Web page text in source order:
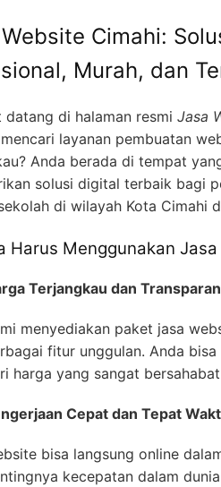
Cimahi:
Murah, dan
datang di halaman resmi Jasa
layanan pembuatan
Anda berada di tempat
solusi digital terbaik bagi
di wilayah Kota Cimahi
Harus Menggunakan
Terjangkau dan Transparan
menyediakan paket jasa
fitur unggulan. Anda
harga yang sangat
Cepat dan Tepat
bisa langsung online
kecepatan dalam